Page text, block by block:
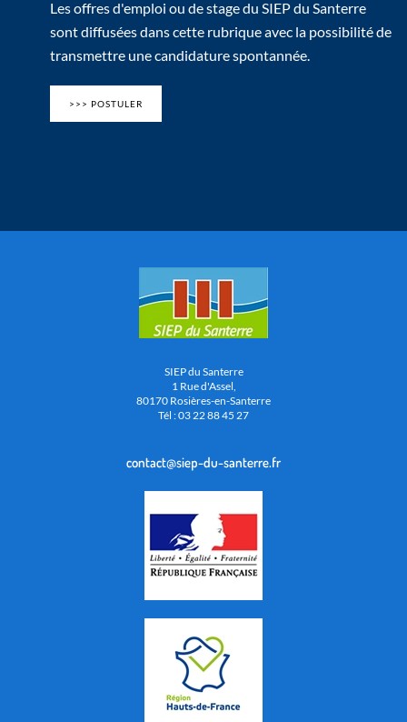
Les offres d'emploi ou de stage du SIEP du Santerre
sont diffusées dans cette rubrique avec la possibilité de
transmettre une candidature spontannée.
>>> POSTULER
SIEP du Santerre
1 Rue d'Assel,
80170 Rosières-en-Santerre
Tél : 03 22 88 45 27